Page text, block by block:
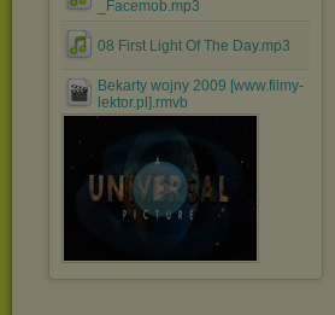
_Facemob.mp3
08 First Light Of The Day.mp3
Bekarty wojny 2009 [www.filmy-
lektor.pl].rmvb